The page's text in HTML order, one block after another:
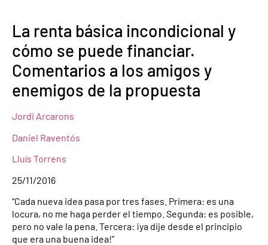
La renta básica incondicional y
cómo se puede financiar.
Comentarios a los amigos y
enemigos de la propuesta
Jordi Arcarons
Daniel Raventós
Lluís Torrens
25/11/2016
“Cada nueva idea pasa por tres fases. Primera: es una
locura, no me haga perder el tiempo. Segunda: es posible,
pero no vale la pena. Tercera: ¡ya dije desde el principio
que era una buena idea!”